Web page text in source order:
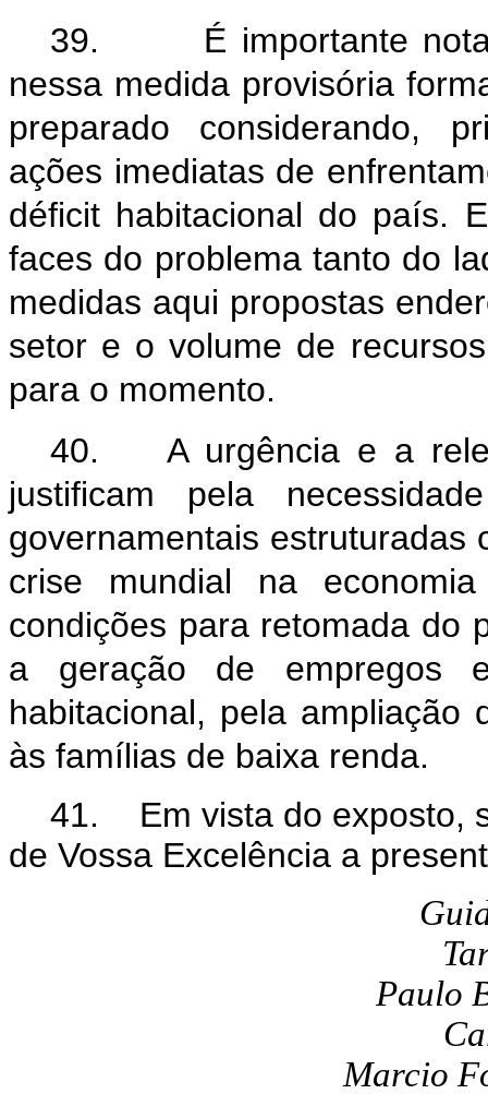
39. É importante notar
nessa medida provisória
preparado considerando,
ações imediatas de
déficit habitacional do país.
faces do problema tanto do
medidas aqui propostas
setor e o volume de
para o momento.
40. A urgência e a
justificam pela
governamentais estruturadas
crise mundial na
condições para retomada do
a geração de
habitacional, pela ampliação
às famílias de baixa renda.
41. Em vista do exposto,
de Vossa Excelência a
Paulo
Marcio